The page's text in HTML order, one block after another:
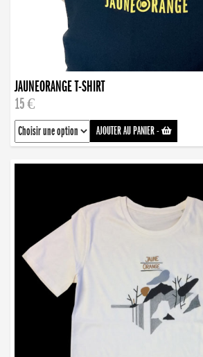
JAUNEORANGE T-SHIRT
15 €
AJOUTER AU PANIER-